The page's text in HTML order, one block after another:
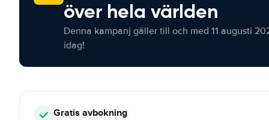
över hela världen
Denna kampanj gäller till och med 11 augusti
idag!
Gratis avbokning